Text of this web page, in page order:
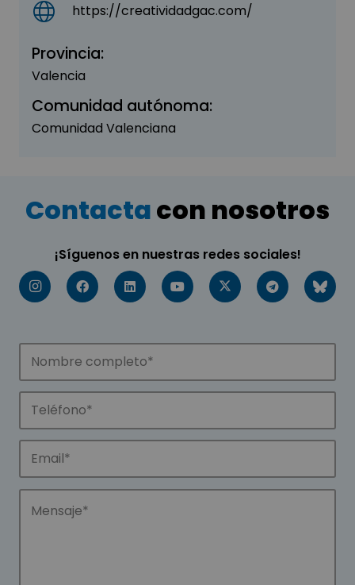
https://creatividadgac.com/
Provincia:
Valencia
Comunidad autónoma:
Comunidad Valenciana
Contactacon nosotros
¡Síguenos en nuestras redes sociales!